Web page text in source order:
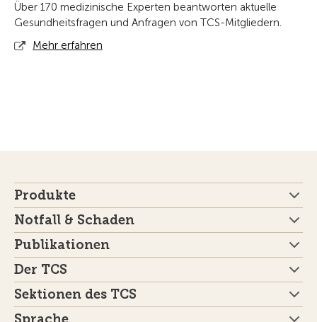
Über 170 medizinische Experten beantworten aktuelle
Gesundheitsfragen und Anfragen von TCS-Mitgliedern.
Mehr erfahren
Produkte
Notfall & Schaden
Publikationen
Der TCS
Sektionen des TCS